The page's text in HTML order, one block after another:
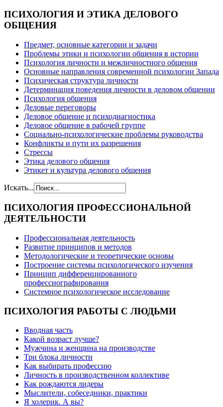
ПСИХОЛОГИЯ И ЭТИКА ДЕЛОВОГО
ОБЩЕНИЯ
Предмет, основные категории и задачи
Проблемы этики и психологии общения в истории
Психология личности и межличностного общения
Основные направления современной психологии Запада
Психическая структура личности
Детерминация поведения личности в деловом общении
Психология общения
Деловые переговоры
Деловое общение и психодиагностика
Деловое общение в рабочей группе
Cоциально-психологические проблемы руководства
Конфликты и пути их разрешения
Стрессы
Этика делового общения
Этикет и культура делового общения
Искать...
ПСИХОЛОГИЯ ПРОФЕССИОНАЛЬНОЙ
ДЕЯТЕЛЬНОСТИ
Профессиональная деятельность
Развитие принципов и методов
Методологические и теоретические основы
Построение системы психологического изучения
Принцип дифференцированного
профессиографирования
Системное психологическое исследование
ПСИХОЛОГИЯ РАБОТЫ С ЛЮДЬМИ
Вводная часть
Какой возраст лучше?
Мужчина и женщина на производстве
Три блока личности
Как выбирать профессию
Личность в производственном коллективе
Как рождаются лидеры
Мыслители, собеседники, практики
Я холерик. А вы?